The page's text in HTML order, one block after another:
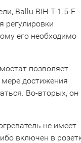
Ballu BIH-T-1.5-E
регулировки
его необходимо
позволяет
достижения
Во-вторых, он
не имеет
включен в